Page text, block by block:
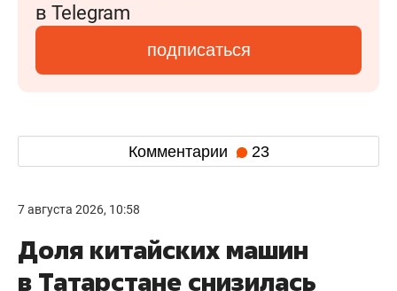
в Telegram
подписаться
Комментарии 23
7 августа 2026, 10:58
Доля китайских машин
в Татарстане снизилась